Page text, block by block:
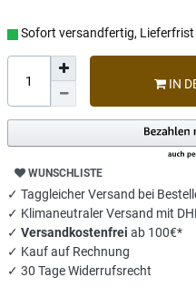
Sofort versandfertig, Lieferfrist
IN
WUNSCHLISTE
✓ Taggleicher Versand bei
✓ Klimaneutraler Versand mit
✓ Versandkostenfrei ab 100€*
✓ Kauf auf Rechnung
✓ 30 Tage Widerrufsrecht